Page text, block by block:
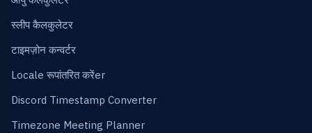
स्लीप कैलकुलेटर
टाइमज़ोन कन्वर्टर
Locale रूपांतरित करेंer
Discord Timestamp Converter
Timezone Meeting Planner